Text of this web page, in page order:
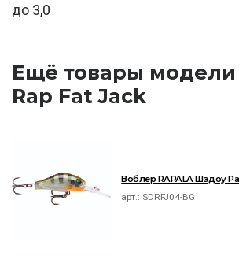
до 3,0
Ещё товары модели
Rap Fat Jack
Воблер RAPALA Шэдоу
арт.: SDRFJ04-BG